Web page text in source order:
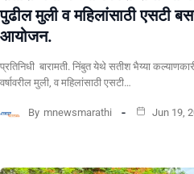
पुढील मुली व महिलांसाठी एसटी
आयोजन.
प्रतिनिधी बारामती. निंबुत येथे सतीश भैय्या
वर्षावरील मुली, व महिलांसाठी एसटी…
By mnewsmarathi Jun 19,